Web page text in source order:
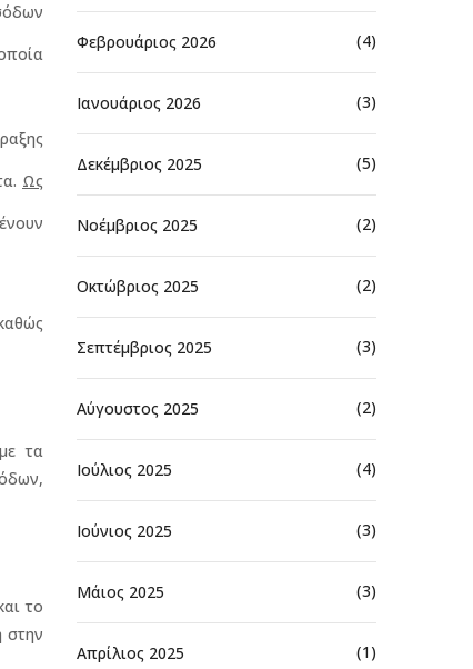
Ως
τα
το
στην
Φεβρουάριος 2026 (4)
Ιανουάριος 2026 (3)
Δεκέμβριος 2025 (5)
Νοέμβριος 2025 (2)
Οκτώβριος 2025 (2)
Σεπτέμβριος 2025 (3)
Αύγουστος 2025 (2)
Ιούλιος 2025 (4)
Ιούνιος 2025 (3)
Μάιος 2025 (3)
Απρίλιος 2025 (1)